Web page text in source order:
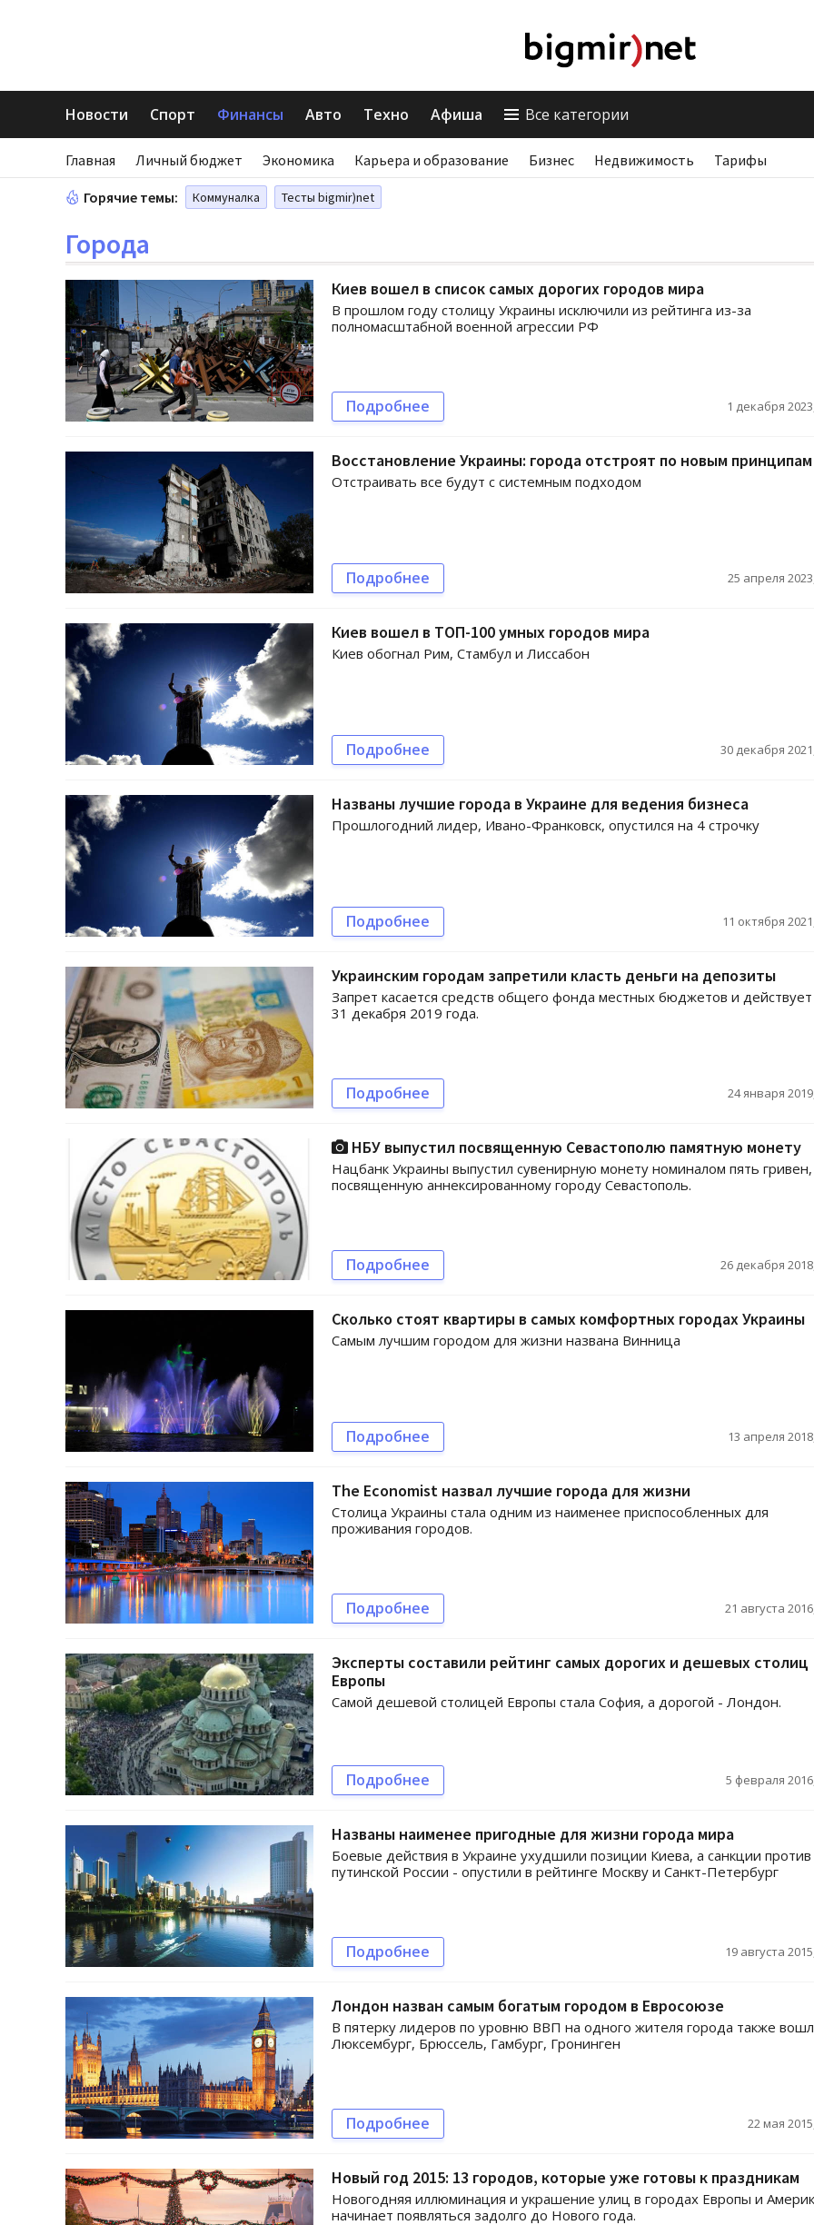
Новости Спорт Финансы Авто Техно Афиша Все категории
Главная Личный бюджет Экономика Карьера и образование Бизнес Недвижимость Тарифы
Горячие темы: Коммуналка Тесты bigmir)net
Города
Киев вошел в список самых дорогих городов мира
В прошлом году столицу Украины исключили из рейтинга из-за
полномасштабной военной агрессии РФ
Подробнее 1 декабря
Восстановление Украины: города отстроят по новым принципам
Отстраивать все будут с системным подходом
Подробнее 25 апреля
Киев вошел в ТОП-100 умных городов мира
Киев обогнал Рим, Стамбул и Лиссабон
Подробнее 30 декабря
Названы лучшие города в Украине для ведения бизнеса
Прошлогодний лидер, Ивано-Франковск, опустился на 4 строчку
Подробнее 11 октября
Украинским городам запретили класть деньги на депозиты
Запрет касается средств общего фонда местных бюджетов и
31 декабря 2019 года.
Подробнее 24 января
НБУ выпустил посвященную Севастополю памятную монету
Нацбанк Украины выпустил сувенирную монету номиналом пять гривен,
посвященную аннексированному городу Севастополь.
Подробнее 26 декабря
Сколько стоят квартиры в самых комфортных городах Украины
Самым лучшим городом для жизни названа Винница
Подробнее 13 апреля
The Economist назвал лучшие города для жизни
Столица Украины стала одним из наименее приспособленных для
проживания городов.
Подробнее 21 августа
Эксперты составили рейтинг самых дорогих и дешевых столиц
Европы
Самой дешевой столицей Европы стала София, а дорогой - Лондон.
Подробнее 5 февраля
Названы наименее пригодные для жизни города мира
Боевые действия в Украине ухудшили позиции Киева, а санкции против
путинской России - опустили в рейтинге Москву и Санкт-Петербург
Подробнее 19 августа
Лондон назван самым богатым городом в Евросоюзе
В пятерку лидеров по уровню ВВП на одного жителя города также
Люксембург, Брюссель, Гамбург, Гронинген
Подробнее 22 мая
Новый год 2015: 13 городов, которые уже готовы к праздникам
Новогодняя иллюминация и украшение улиц в городах Европы и
начинает появляться задолго до Нового года.